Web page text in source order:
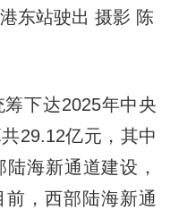
东站驶出 摄影 陈
下达2025年中央
29.12亿元，其中
海新通道建设，
，西部陆海新通